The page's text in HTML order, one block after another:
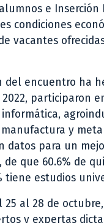
e
condiciones
vacantes
del encuentro ha
participaron
y
para un
que 60.6% de
tiene estudios
al 28 de
y expertas